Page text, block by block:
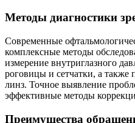
Методы диагностики
Современные
комплексные методы
измерение внутриглазного
роговицы и сетчатки, а также
линз. Точное выявление
эффективные методы
Преимущества